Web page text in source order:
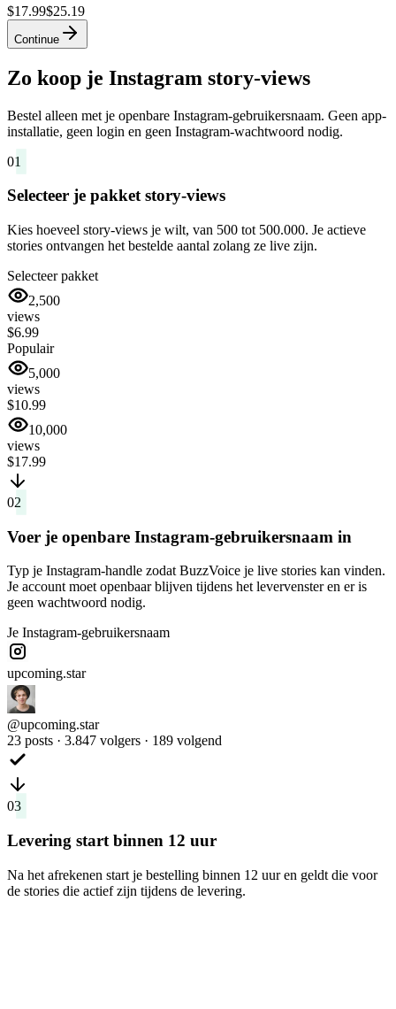
$17.99$25.19
Continue
Zo koop je Instagram story-views
Bestel alleen met je openbare Instagram-gebruikersnaam. Geen app-
installatie, geen login en geen Instagram-wachtwoord nodig.
01
Selecteer je pakket story-views
Kies hoeveel story-views je wilt, van 500 tot 500.000. Je actieve
stories ontvangen het bestelde aantal zolang ze live zijn.
Selecteer pakket
2,500
views
$6.99
Populair
5,000
views
$10.99
10,000
views
$17.99
02
Voer je openbare Instagram-gebruikersnaam in
Typ je Instagram-handle zodat BuzzVoice je live stories kan vinden.
Je account moet openbaar blijven tijdens het levervenster en er is
geen wachtwoord nodig.
Je Instagram-gebruikersnaam
@upcoming.star
23 posts · 3.847 volgers · 189 volgend
03
Levering start binnen 12 uur
de stories die actief zijn tijdens de levering.